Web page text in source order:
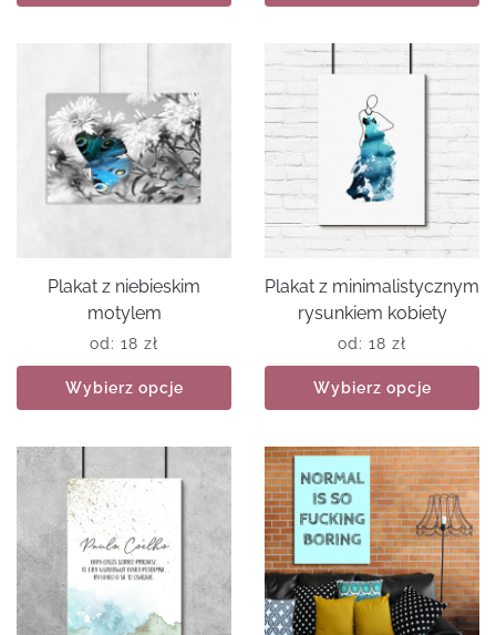
Plakat z niebieskim
motylem
od: 18 zł
Wybierz opcje
Plakat z minimalistycznym
rysunkiem kobiety
od: 18 zł
Wybierz opcje